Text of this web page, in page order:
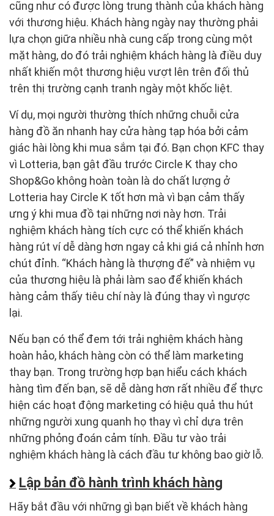
cũng như có được lòng trung thành của khách hàng
với thương hiệu. Khách hàng ngày nay thường phải
lựa chọn giữa nhiều nhà cung cấp trong cùng một
mặt hàng, do đó trải nghiệm khách hàng là điều duy
nhất khiến một thương hiệu vượt lên trên đối thủ
trên thị trường cạnh tranh ngày một khốc liệt.
Ví dụ, mọi người thường thích những chuỗi cửa
hàng đồ ăn nhanh hay cửa hàng tạp hóa bởi cảm
giác hài lòng khi mua sắm tại đó. Bạn chọn KFC thay
vì Lotteria, bạn gật đầu trước Circle K thay cho
Shop&Go không hoàn toàn là do chất lượng ở
Lotteria hay Circle K tốt hơn mà vì bạn cảm thấy
ưng ý khi mua đồ tại những nơi này hơn. Trải
nghiệm khách hàng tích cực có thể khiến khách
hàng rút ví dễ dàng hơn ngay cả khi giá cả nhỉnh hơn
chút đỉnh. “Khách hàng là thượng đế” và nhiệm vụ
của thương hiệu là phải làm sao để khiến khách
hàng cảm thấy tiêu chí này là đúng thay vì ngược
lại.
Nếu bạn có thể đem tới trải nghiệm khách hàng
hoàn hảo, khách hàng còn có thể làm marketing
thay bạn. Trong trường hợp bạn hiểu cách khách
hàng tìm đến bạn, sẽ dễ dàng hơn rất nhiều để thực
hiện các hoạt động marketing có hiệu quả thu hút
những người xung quanh họ thay vì chỉ dựa trên
những phỏng đoán cảm tính. Đầu tư vào trải
nghiệm khách hàng là cách đầu tư không bao giờ lỗ.
Lập bản đồ hành trình khách hàng
Hãy bắt đầu với những gì bạn biết về khách hàng